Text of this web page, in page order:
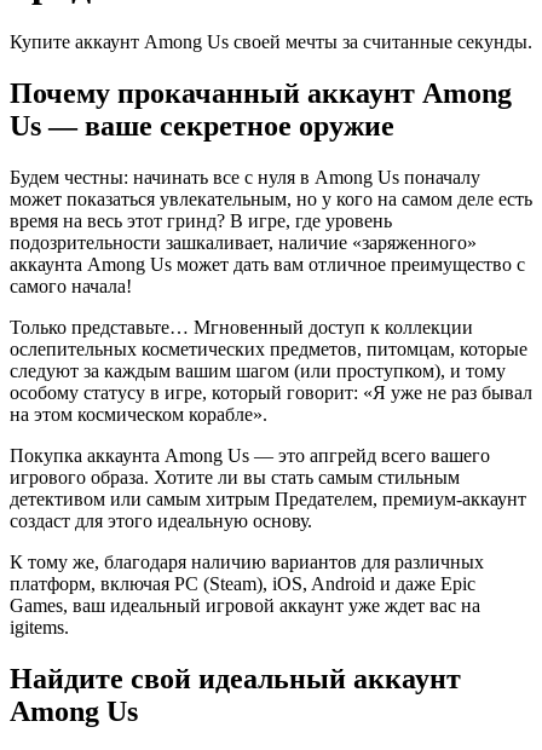
Купите аккаунт Among Us своей мечты за считанные секунды.
Почему прокачанный аккаунт Among
Us — ваше секретное оружие
Будем честны: начинать все с нуля в Among Us поначалу
может показаться увлекательным, но у кого на самом деле есть
время на весь этот гринд? В игре, где уровень
подозрительности зашкаливает, наличие «заряженного»
аккаунта Among Us может дать вам отличное преимущество с
самого начала!
Только представьте… Мгновенный доступ к коллекции
ослепительных косметических предметов, питомцам, которые
следуют за каждым вашим шагом (или проступком), и тому
особому статусу в игре, который говорит: «Я уже не раз бывал
на этом космическом корабле».
Покупка аккаунта Among Us — это апгрейд всего вашего
игрового образа. Хотите ли вы стать самым стильным
детективом или самым хитрым Предателем, премиум-аккаунт
создаст для этого идеальную основу.
К тому же, благодаря наличию вариантов для различных
платформ, включая PC (Steam), iOS, Android и даже Epic
Games, ваш идеальный игровой аккаунт уже ждет вас на
igitems.
Найдите свой идеальный аккаунт
Among Us